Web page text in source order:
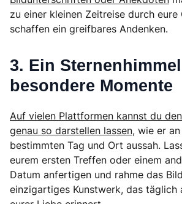
zu einer kleinen Zeitreise durch eure
schaffen ein greifbares Andenken.
3. Ein
besondere Momente
Auf vielen Plattformen kannst du
genau so darstellen lassen, wie er
bestimmten Tag und Ort aussah.
eurem ersten Treffen oder einem
Datum anfertigen und rahme das
einzigartiges Kunstwerk, das täglich